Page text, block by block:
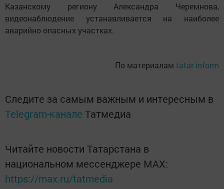
Казанскому региону Александра Черемнова,
видеонаблюдение устанавливается на наиболее
аварийно опасных участках.
По материалам tatar-inform
Следите за самым важным и интересным в
Telegram-канале Татмедиа
Читайте новости Татарстана в
национальном мессенджере MАХ:
https://max.ru/tatmedia